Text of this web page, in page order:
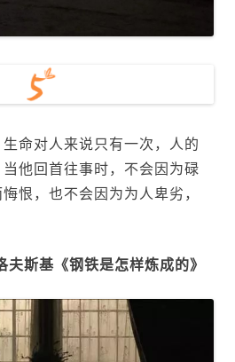
命对人来说只有一次，
人的
他回首往事时，不会因为碌
恨，也不会因为为人卑劣，
斯基《钢铁是怎样炼成的》